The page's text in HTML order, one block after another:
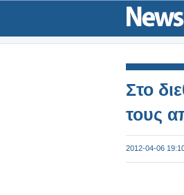
Στο
τους
2012-04-06